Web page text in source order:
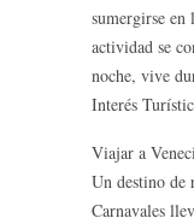
sumergirse en
actividad se
noche, vive
Interés
Viajar a
Un destino de
Carnavales